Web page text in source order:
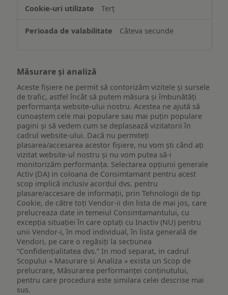
Terț
Câteva secunde
Măsurare și analiză
Aceste fișiere ne permit să contorizăm vizitele și sursele
de trafic, astfel încât să putem măsura și îmbunătăți
performanța website-ului nostru. Acestea ne ajută să
cunoaștem cele mai populare sau mai puțin populare
pagini și să vedem cum se deplasează vizitatorii în
cadrul website-ului. Dacă nu permiteți
plasarea/accesarea acestor fișiere, nu vom ști când ați
vizitat website-ul nostru și nu vom putea să-i
monitorizăm performanța. Selectarea opțiunii generale
Activ (DA) in coloana de Consimtamant pentru acest
scop implică inclusiv acordul dvs. pentru
plasare/accesare de informații, prin Tehnologii de tip
Cookie, de către toți Vendor-ii din lista de mai jos, care
prelucreaza date in temeiul Consimtamantului, cu
excepția situației în care optați cu Inactiv (NU) pentru
unii Vendor-i, în mod individual, în lista generală de
Vendori, pe care o regăsiți la secțiunea
“Confidențialitatea dvs.” In mod separat, in cadrul
Scopului « Masurare si Analiza » exista un Scop de
prelucrare, Măsurarea performanței conținutului,
pentru care procedura este similara celei descrise mai
sus.